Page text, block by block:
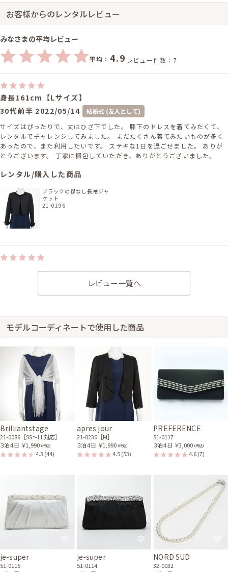
お客様からのレンタルレビュー
みなさまの平均レビュー
平均： 4.9 レビュー件数：7
身長161cm【Lサイズ】
30代前半 2022/05/14
結婚式 (友人として)
サイズはぴったりで、丈はひざ下でした。 膝下のドレスを着てみたくて、
レンタルでチャレンジしてみました。 まだたくさん着てみたいものが多く
あったので、また利用したいです。 ステキな1日を過ごせました。 ありが
とうございます。 丁寧に梱包していただき、ありがとうございました。
レンタル/購入した商品
ブラックの襟なし長袖ジャ
ケット
21-0196
身長157cm【Sサイズ】 (バスト：B70)
同窓会
サイズはぴったりで、丈はひざ下でした。 色が思ったより緑強めでした
果もありました。 メールで連絡いただいたのがわかりやすかったです。 日
程が先だったけど、本当に届くかな～なんて不安なく当日まで過ごせまし
身長160cm【Mサイズ(LLサイズよりの)】 (バスト：C70)
30代前半2021/10/10
結婚式 (友人として)
サイズはぴったりで、丈はひざ下でした。 やさしく柔らかい色味と、落ち
着いたデザインがとてもステキで、イメージ通りのドレスでした。 前で結
ぶリボンが私には甘く感じたので、くるりと背中まで回してみたのです
が、それもまた可愛かったです。 バレッタとイヤリングもとてもステキだ
ったので、機会があったらまた利用したいです。 注意点や返却の仕方など
がイラストや写真入りで記載されていて、わかりやすかったです。 また商
だったのですが、ワンピの魔法さんを選んで良かったです。 ありがとうご
レンタル/購入した商品
ブラックのV開きノーカラ
ーボレロ
淡水パールとリーフのバレ
ッタ
81-0116
花びら×ミニパールのゴー
ルドイヤリング
レビュー一覧へ
モデルコーディネートで使用した商品
Brilliantstage
21-0086［SS〜LL対応］
３泊４日 ￥1,990 (税込)
4.3 (44)
apres jour
21-0236［M］
３泊４日 ￥1,990 (税込)
4.5(53)
PREFERENCE
51-0117
３泊４日 ￥3,000 (税込)
4.6(7)
je-super
51-0115
je-super
51-0114
NORD SUD
32-0032